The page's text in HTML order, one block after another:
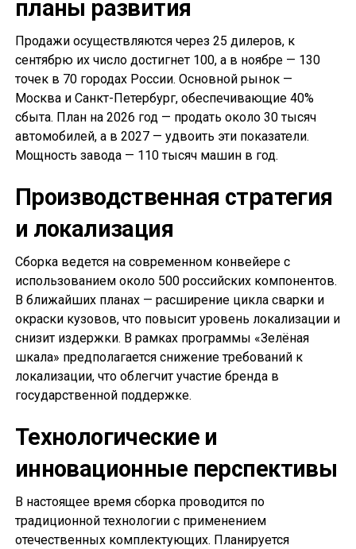
планы развития
Продажи осуществляются через 25 дилеров, к
сентябрю их число достигнет 100, а в ноябре — 130
точек в 70 городах России. Основной рынок —
Москва и Санкт-Петербург, обеспечивающие 40%
сбыта. План на 2026 год — продать около 30 тысяч
автомобилей, а в 2027 — удвоить эти показатели.
Мощность завода — 110 тысяч машин в год.
Производственная стратегия
и локализация
Сборка ведется на современном конвейере с
использованием около 500 российских компонентов.
В ближайших планах — расширение цикла сварки и
окраски кузовов, что повысит уровень локализации и
снизит издержки. В рамках программы «Зелёная
шкала» предполагается снижение требований к
локализации, что облегчит участие бренда в
государственной поддержке.
Технологические и
инновационные перспективы
В настоящее время сборка проводится по
традиционной технологии с применением
отечественных комплектующих. Планируется